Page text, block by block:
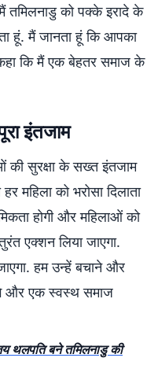
तमिलनाडु को पक्के इरादे के
हूं. मैं जानता हूं कि आपका
कि मैं एक बेहतर समाज के
इंतजाम
की सुरक्षा के सख्त इंतजाम
महिला को भरोसा दिलाता
होगी और महिलाओं को
एक्शन लिया जाएगा.
हम उन्हें बचाने और
और एक स्वस्थ समाज
थलपति बने तमिलनाडु की